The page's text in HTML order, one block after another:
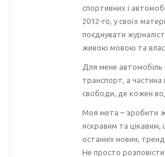
спортивних і
2012-го, у своїх
поєднувати
живою мовою та
Для мене автомобіль
транспорт, а частина
свободи, де кожен
Моя мета – зробити
яскравим та
останніх новин,
Не просто